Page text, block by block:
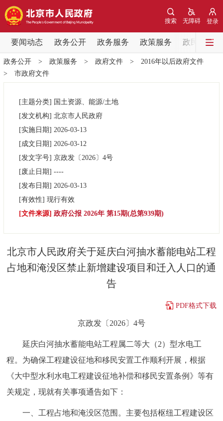
登录
无障碍
搜索
要闻动态 政务公开 政务服务 政策服务 政民互动
要闻动态
党中央精神 国务院信息 中央部委动态
各区热点
市领导
决策公开 专题公开
法人服务
中介服务 阳光政务
政民互动
12345网上接诉即办 我要咨询
政务公开> 政策服务 > 政府文件> 2016年以后政府文件
> 市政府文件
[主题分类] 国土资源、能源/土地
[发文机构] 北京市人民政府
[实施日期] 2026-03-13
[成文日期] 2026-03-12
[发文字号] 京政发〔2026〕 4号
[废止日期] ----
[发布日期] 2026-03-13
[有效性] 现行有效
[文件来源] 政府公报 2026年 第15期(总第939期)
北京市人民政府关于延庆白河抽水蓄能电站工程
占地和淹没区禁止新增建设项目和迁入人口的通
告
PDF格式下载
京政发〔2026〕4号
延庆白河抽水蓄能电站工程属二等大（2）型水电工
程。为确保工程建设征地和移民安置工作顺利开展，根据
《大中型水利水电工程建设征地补偿和移民安置条例》等有
关规定，现就有关事项通告如下：
一、工程占地和淹没区范围。主要包括枢纽工程建设区